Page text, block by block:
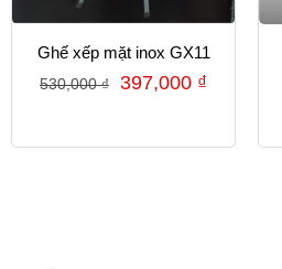
Ghế xếp mặt inox GX11
530,000₫ 397,000 ₫